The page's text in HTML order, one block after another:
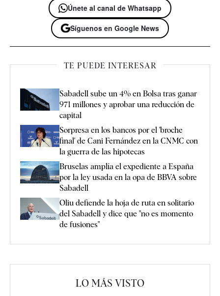
Únete al canal de Whatsapp
Síguenos en Google News
TE PUEDE INTERESAR
Sabadell sube un 4% en Bolsa tras ganar
971 millones y aprobar una reducción de
capital
Sorpresa en los bancos por el 'broche
final' de Cani Fernández en la CNMC con
la guerra de las hipotecas
Bruselas amplía el expediente a España
por la ley usada en la opa de BBVA sobre
Sabadell
Oliu defiende la hoja de ruta en solitario
del Sabadell y dice que "no es momento
de fusiones"
LO MÁS VISTO